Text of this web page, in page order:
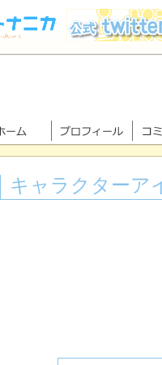
キャラクターア